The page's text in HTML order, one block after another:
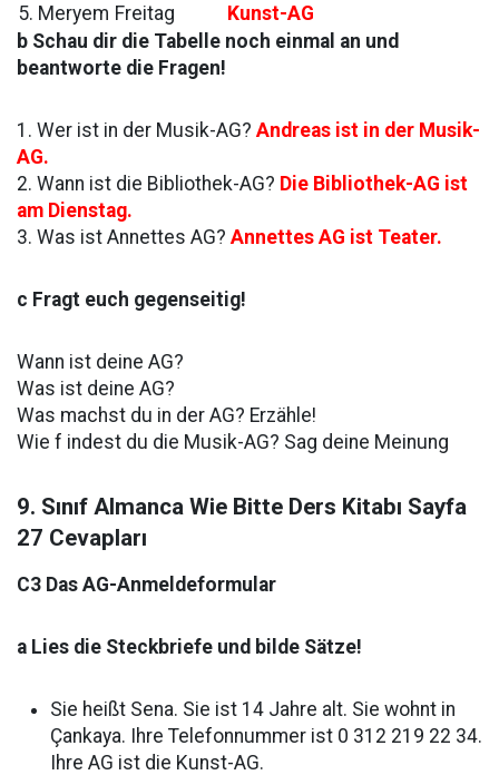
5. Meryem Freitag
Kunst-AG
b Schau dir die Tabelle noch einmal an und
beantworte die Fragen!
1. Wer ist in der Musik-AG? Andreas ist in der Musik-
AG.
2. Wann ist die Bibliothek-AG? Die Bibliothek-AG ist
am Dienstag.
3. Was ist Annettes AG? Annettes AG ist Teater.
c Fragt euch gegenseitig!
Wann ist deine AG?
Was ist deine AG?
Was machst du in der AG? Erzähle!
Wie f indest du die Musik-AG? Sag deine Meinung
9. Sınıf Almanca Wie Bitte Ders Kitabı Sayfa
27 Cevapları
C3 Das AG-Anmeldeformular
a Lies die Steckbriefe und bilde Sätze!
Sie heißt Sena. Sie ist 14 Jahre alt. Sie wohnt in
Çankaya. Ihre Telefonnummer ist 0 312 219 22 34.
Ihre AG ist die Kunst-AG.